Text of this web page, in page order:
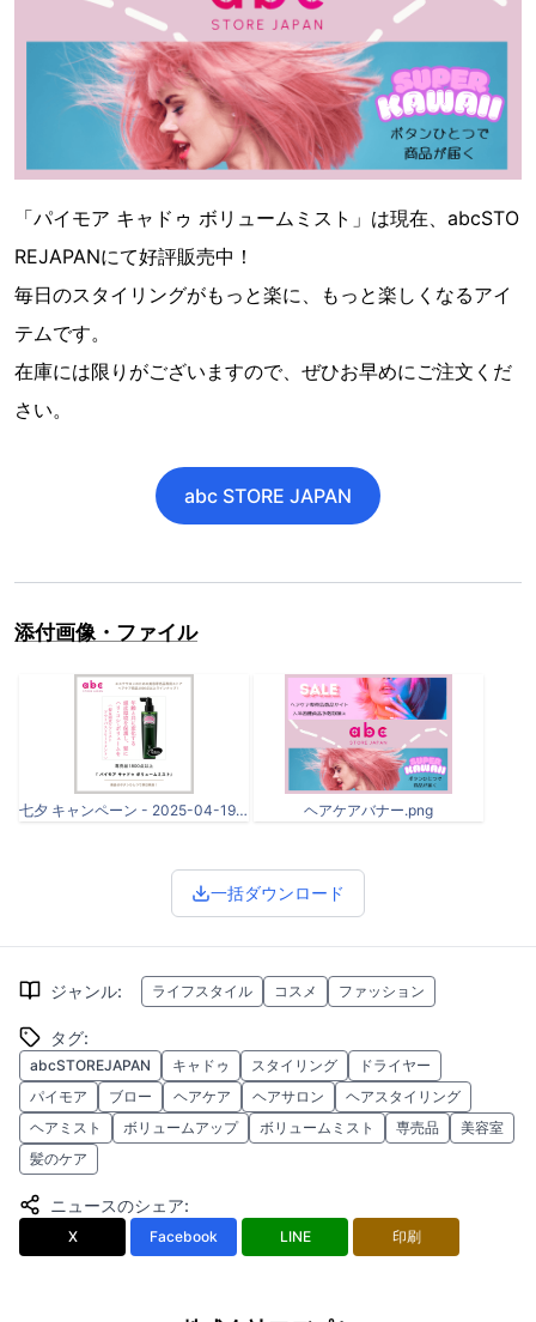
「パイモア キャドゥ ボリュームミスト」は現在、abcSTO
REJAPANにて好評販売中！
毎日のスタイリングがもっと楽に、もっと楽しくなるアイ
テムです。
在庫には限りがございますので、ぜひお早めにご注文くだ
さい。
abc STORE JAPAN
添付画像・ファイル
七夕 キャンペーン - 2025-04-19T124631.922.png ヘアケアバナー.png
一括ダウンロード
ジャンル: ライフスタイル コスメ ファッション
タグ:
abcSTOREJAPAN キャドゥ スタイリング
ドライヤー
パイモア
ブロー ヘアケア ヘアサロン
ヘアスタイリング
ヘアミスト
ボリュームアップ ボリュームミスト 専売品
美容室
髪のケア
ニュースのシェア:
X Facebook LINE 印刷